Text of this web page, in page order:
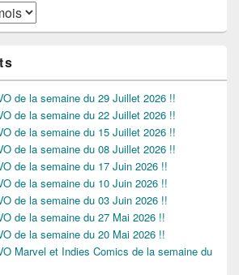
de la semaine du 29 Juillet 2026 !!
de la semaine du 22 Juillet 2026 !!
de la semaine du 15 Juillet 2026 !!
de la semaine du 08 Juillet 2026 !!
de la semaine du 17 Juin 2026 !!
de la semaine du 10 Juin 2026 !!
de la semaine du 03 Juin 2026 !!
de la semaine du 27 Mai 2026 !!
de la semaine du 20 Mai 2026 !!
Marvel et Indies Comics de la semaine du